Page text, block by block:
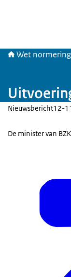
Wet
Nieuwsbericht12-
De minister van